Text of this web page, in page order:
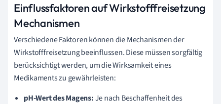
Einflussfaktoren auf Wirkstofffreisetzung
Mechanismen
Verschiedene Faktoren können die Mechanismen der
Wirkstofffreisetzung beeinflussen. Diese müssen sorgfältig
berücksichtigt werden, um die Wirksamkeit eines
Medikaments zu gewährleisten:
pH-Wert des Magens:Je nach Beschaffenheit des